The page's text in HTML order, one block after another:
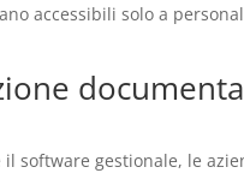
accessibili solo a
software gestionale, le